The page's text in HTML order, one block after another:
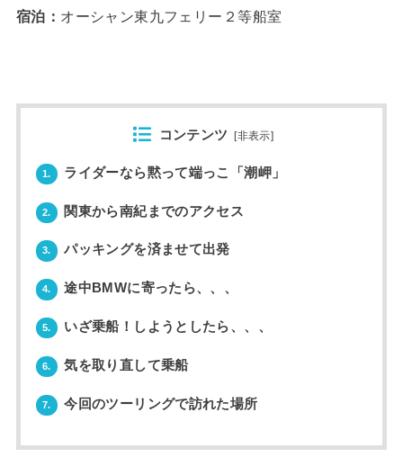
宿泊： オーシャン東九フェリー２等船室
コンテンツ [非表示]
1. ライダーなら黙って端っこ「潮岬」
2. 関東から南紀までのアクセス
3. パッキングを済ませて出発
4. 途中BMWに寄ったら、、、
5. いざ乗船！しようとしたら、、、
6. 気を取り直して乗船
7. 今回のツーリングで訪れた場所